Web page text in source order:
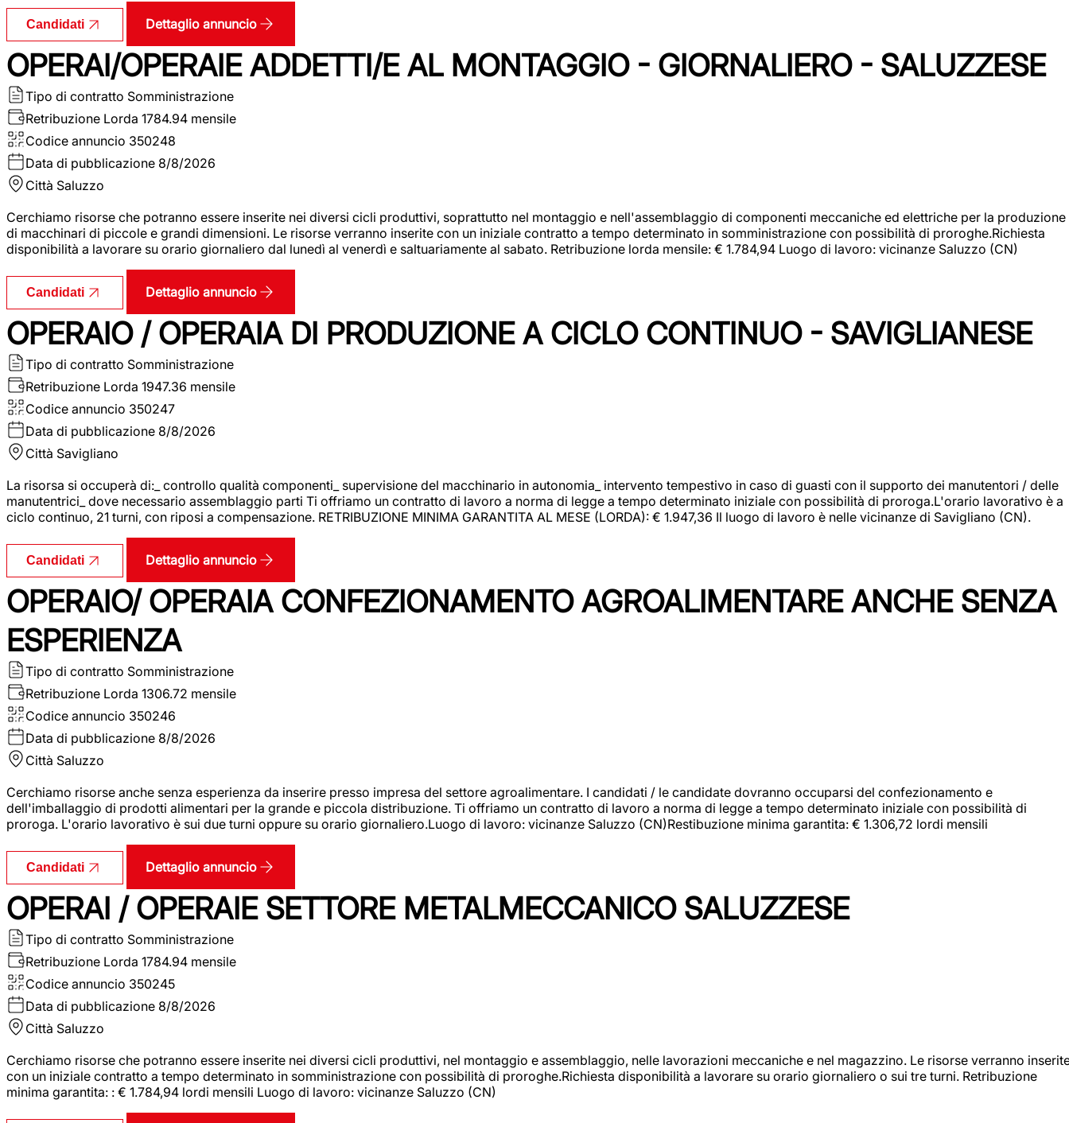
Candidati Dettaglio annuncio
OPERAI/OPERAIE ADDETTI/E AL MONTAGGIO - GIORNALIERO - SALUZZESE
Tipo di contratto Somministrazione
Retribuzione Lorda 1784.94 mensile
Codice annuncio 350248
Data di pubblicazione 8/8/2026
Città Saluzzo
Cerchiamo risorse che potranno essere inserite nei diversi cicli produttivi, soprattutto nel montaggio e nell'assemblaggio di componenti meccaniche ed elettriche per la produzione
di macchinari di piccole e grandi dimensioni. Le risorse verranno inserite con un iniziale contratto a tempo determinato in somministrazione con possibilità di proroghe.Richiesta
disponibilità a lavorare su orario giornaliero dal lunedì al venerdì e saltuariamente al sabato. Retribuzione lorda mensile: € 1.784,94 Luogo di lavoro: vicinanze Saluzzo (CN)
Candidati Dettaglio annuncio
OPERAIO / OPERAIA DI PRODUZIONE A CICLO CONTINUO - SAVIGLIANESE
Tipo di contratto Somministrazione
Retribuzione Lorda 1947.36 mensile
Codice annuncio 350247
Data di pubblicazione 8/8/2026
Città Savigliano
La risorsa si occuperà di:_ controllo qualità componenti_ supervisione del macchinario in autonomia_ intervento tempestivo in caso di guasti con il supporto dei manutentori / delle
manutentrici_ dove necessario assemblaggio parti Ti offriamo un contratto di lavoro a norma di legge a tempo determinato iniziale con possibilità di proroga.L'orario lavorativo è a
ciclo continuo, 21 turni, con riposi a compensazione. RETRIBUZIONE MINIMA GARANTITA AL MESE (LORDA): € 1.947,36 Il luogo di lavoro è nelle vicinanze di Savigliano (CN).
Candidati Dettaglio annuncio
OPERAIO/ OPERAIA CONFEZIONAMENTO AGROALIMENTARE ANCHE SENZA
ESPERIENZA
Tipo di contratto Somministrazione
Retribuzione Lorda 1306.72 mensile
Codice annuncio 350246
Data di pubblicazione 8/8/2026
Città Saluzzo
Cerchiamo risorse anche senza esperienza da inserire presso impresa del settore agroalimentare. I candidati / le candidate dovranno occuparsi del confezionamento e
dell'imballaggio di prodotti alimentari per la grande e piccola distribuzione. Ti offriamo un contratto di lavoro a norma di legge a tempo determinato iniziale con possibilità di
proroga. L'orario lavorativo è sui due turni oppure su orario giornaliero.Luogo di lavoro: vicinanze Saluzzo (CN)Restibuzione minima garantita: € 1.306,72 lordi mensili
Candidati Dettaglio annuncio
OPERAI / OPERAIE SETTORE METALMECCANICO SALUZZESE
Tipo di contratto Somministrazione
Retribuzione Lorda 1784.94 mensile
Codice annuncio 350245
Data di pubblicazione 8/8/2026
Città Saluzzo
Cerchiamo risorse che potranno essere inserite nei diversi cicli produttivi, nel montaggio e assemblaggio, nelle lavorazioni meccaniche e nel magazzino. Le risorse verranno
con un iniziale contratto a tempo determinato in somministrazione con possibilità di proroghe.Richiesta disponibilità a lavorare su orario giornaliero o sui tre turni. Retribuzione
minima garantita: : € 1.784,94 lordi mensili Luogo di lavoro: vicinanze Saluzzo (CN)